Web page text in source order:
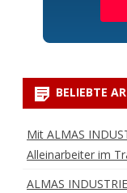
BELIEBTE
Mit ALMAS
Alleinarbeiter im
ALMAS